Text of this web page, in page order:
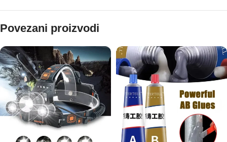
Povezani proizvodi